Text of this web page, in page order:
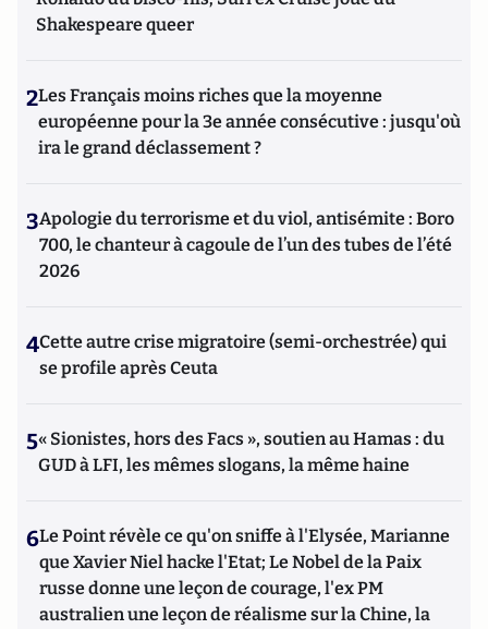
Shakespeare queer
2Les Français moins riches que la moyenne
européenne pour la 3e année consécutive : jusqu'où
ira le grand déclassement ?
3Apologie du terrorisme et du viol, antisémite : Boro
700, le chanteur à cagoule de l’un des tubes de l’été
2026
4Cette autre crise migratoire (semi-orchestrée) qui
se profile après Ceuta
5« Sionistes, hors des Facs », soutien au Hamas : du
GUD à LFI, les mêmes slogans, la même haine
6Le Point révèle ce qu'on sniffe à l'Elysée, Marianne
que Xavier Niel hacke l'Etat; Le Nobel de la Paix
russe donne une leçon de courage, l'ex PM
australien une leçon de réalisme sur la Chine, la